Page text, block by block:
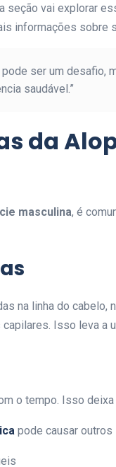
seção vai explorar
informações sobre
pode ser um
saudável.”
da
masculina, é
na linha do
Isso leva a
o tempo. Isso
pode causar